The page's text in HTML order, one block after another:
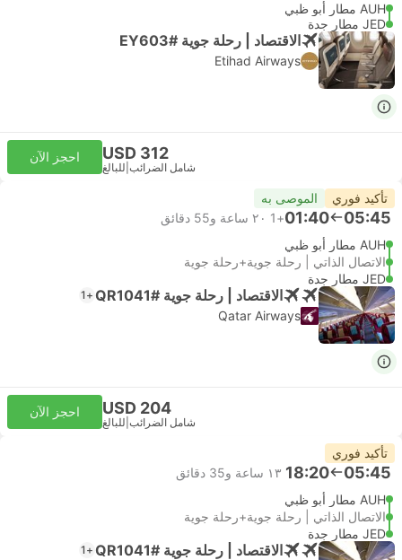
AUH مطار أبو ظبي
JED مطار جدة
الاقتصاد | رحلة جوية #EY603
Etihad Airways
USD 312
شامل الضرائب للبالغ
احجز الآن
تأكيد فوري الموصى به
05:45
01:40
+1
٢٠ ساعة و‫55 دقائق
AUH مطار أبو ظبي
الاتصال الذاتي | رحلة جوية+رحلة جوية
JED مطار جدة
الاقتصاد | رحلة جوية #QR1041 +1
Qatar Airways
USD 204
شامل الضرائب للبالغ
احجز الآن
تأكيد فوري
05:45
18:20 ١٣ ساعة و‫35 دقائق
AUH مطار أبو ظبي
الاتصال الذاتي | رحلة جوية+رحلة جوية
JED مطار جدة
الاقتصاد | رحلة جوية #QR1041 +1